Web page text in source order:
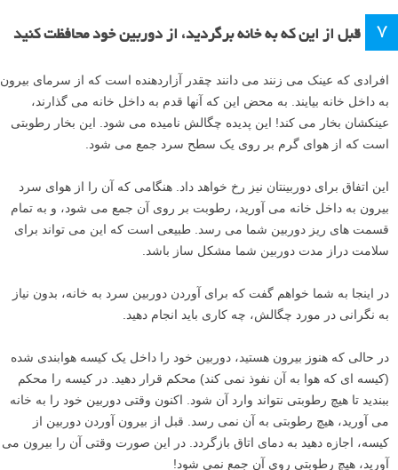
من استفاده از مُد اولویت شاتر را پیشنهاد می کنم. سرعت شاتر خود را کم
کنید تا وقتی که به میزان تاری مورد نظر در عکس خود برسید. نکته سومی
آوردن نوردهی درست مشکل دارید، مُد دستی یا جبران نوردهی را امتحان
کنید.
افرادی که عینک می زنند می دانند چقدر آزاردهنده است که از سرمای بیرون
به داخل خانه بیایند. به محض این که آنها قدم به داخل خانه می گذارند،
عینکشان بخار می کند! این پدیده چگالش نامیده می شود. این بخار رطوبتی
این اتفاق برای دوربینتان نیز رخ خواهد داد. هنگامی که آن را از هوای سرد
قسمت های ریز دوربین شما می رسد. طبیعی است که این می تواند برای
سلامت دراز مدت دوربین شما مشکل ساز باشد.
در اینجا به شما خواهم گفت که برای آوردن دوربین سرد به خانه، بدون نیاز
به نگرانی در مورد چگالش، چه کاری باید انجام دهید.